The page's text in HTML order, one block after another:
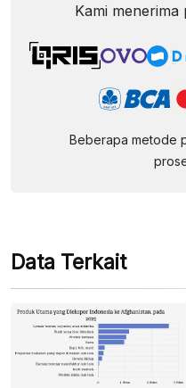
Kami
Beberapa metode
Data Terkait